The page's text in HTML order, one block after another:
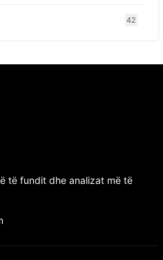
42
të fundit dhe analizat më të